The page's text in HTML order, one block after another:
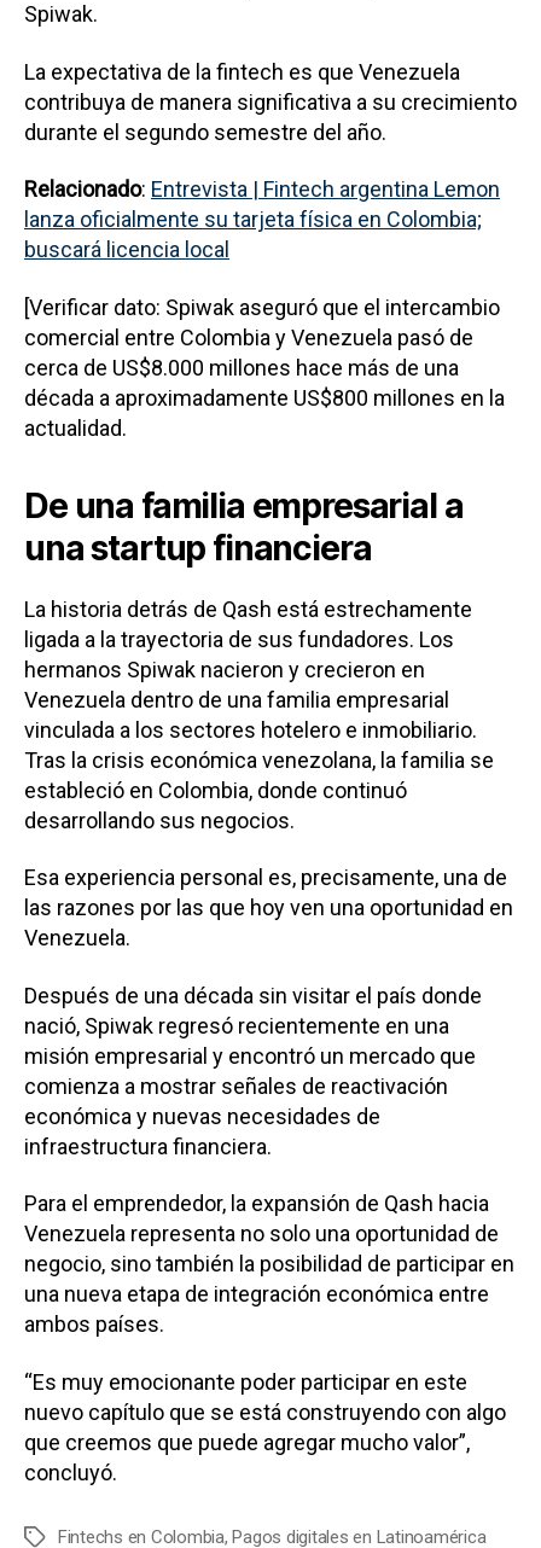
Spiwak.
La expectativa de la fintech es que Venezuela
contribuya de manera significativa a su crecimiento
durante el segundo semestre del año.
Relacionado: Entrevista | Fintech argentina Lemon
lanza oficialmente su tarjeta física en Colombia;
buscará licencia local
[Verificar dato: Spiwak aseguró que el intercambio
comercial entre Colombia y Venezuela pasó de
cerca de US$8.000 millones hace más de una
década a aproximadamente US$800 millones en la
actualidad.
De una familia empresarial a
una startup financiera
La historia detrás de Qash está estrechamente
ligada a la trayectoria de sus fundadores. Los
hermanos Spiwak nacieron y crecieron en
Venezuela dentro de una familia empresarial
vinculada a los sectores hotelero e inmobiliario.
Tras la crisis económica venezolana, la familia se
estableció en Colombia, donde continuó
desarrollando sus negocios.
Esa experiencia personal es, precisamente, una de
las razones por las que hoy ven una oportunidad en
Venezuela.
Después de una década sin visitar el país donde
nació, Spiwak regresó recientemente en una
misión empresarial y encontró un mercado que
comienza a mostrar señales de reactivación
económica y nuevas necesidades de
infraestructura financiera.
Para el emprendedor, la expansión de Qash hacia
Venezuela representa no solo una oportunidad de
negocio, sino también la posibilidad de participar en
una nueva etapa de integración económica entre
ambos países.
“Es muy emocionante poder participar en este
nuevo capítulo que se está construyendo con algo
que creemos que puede agregar mucho valor”,
concluyó.
E
Fintechs en Colombia,Pagos digitales en Latinoamérica